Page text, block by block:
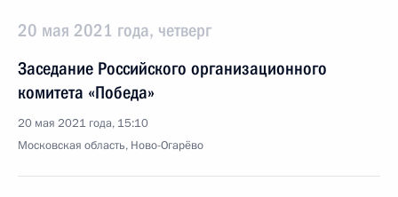
20 мая 2021 года, четверг
Заседание Российского организационного
комитета «Победа»
20 мая 2021 года, 15:10
Московская область, Ново-Огарёво